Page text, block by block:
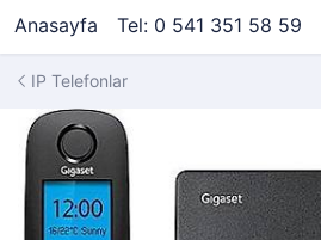
Anasayfa Tel: 0 541 351 58 59
IP Telefonlar